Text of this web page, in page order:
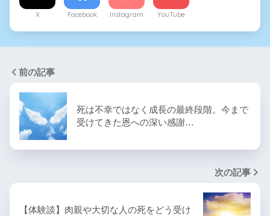
X Facebook Instagram YouTube
前の記事
死は不幸ではなく成長の最終段階。今まで
受けてきた恩への深い感謝…
次の記事
【体験談】肉親や大切な人の死をどう受け